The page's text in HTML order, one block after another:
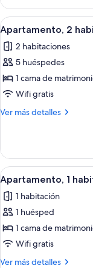
2
habitaciones
(1+4)
Abrir
todas
las
fotos
de
Apartamento,
2
9
Apartamento, 2
2 habitaciones
5 huéspedes
1 cama de
Wifi gratis
Ver más detalles
Más
2
habitaciones
(3+2)
Abrir
todas
las
fotos
de
Apartamento,
1
15
Apartamento, 1
1 habitación
1 huésped
1 cama de
Wifi gratis
Ver más detalles
Más